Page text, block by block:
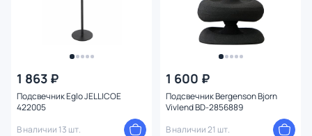
1 863 ₽
Подсвечник Eglo JELLICOE
422005
В наличии 13 шт.
1 600 ₽
Подсвечник Bergenson Bjorn
Vivlend BD-2856889
В наличии 21 шт.